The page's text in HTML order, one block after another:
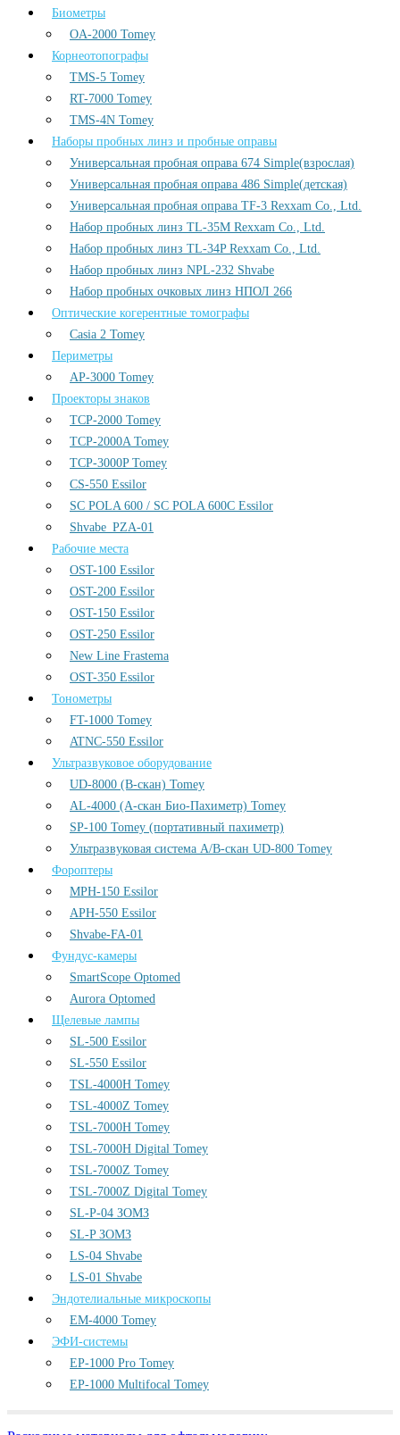
Биометры
OA-2000 Tomey
Корнеотопографы
TMS-5 Tomey
RT-7000 Tomey
TMS-4N Tomey
Наборы пробных линз и пробные оправы
Универсальная пробная оправа 674 Simple(взрослая)
Универсальная пробная оправа 486 Simple(детская)
Универсальная пробная оправа TF-3 Rexxam Co., Ltd.
Набор пробных линз TL-35M Rexxam Co., Ltd.
Набор пробных линз TL-34P Rexxam Co., Ltd.
Набор пробных линз NPL-232 Shvabe
Набор пробных очковых линз НПОЛ 266
Оптические когерентные томографы
Casia 2 Tomey
Периметры
AP-3000 Tomey
Проекторы знаков
TCP-2000 Tomey
TCP-2000A Tomey
TCP-3000P Tomey
CS-550 Essilor
SC POLA 600 / SC POLA 600С Essilor
Shvabe_PZA-01
Рабочие места
OST-100 Essilor
OST-200 Essilor
OST-150 Essilor
OST-250 Essilor
New Line Frastema
OST-350 Essilor
Тонометры
FT-1000 Tomey
ATNC-550 Essilor
Ультразвуковое оборудование
UD-8000 (В-скан) Tomey
AL-4000 (А-скан Био-Пахиметр) Tomey
SP-100 Tomey (портативный пахиметр)
Ультразвуковая система А/В-скан UD-800 Tomey
Фороптеры
MPH-150 Essilor
APH-550 Essilor
Shvabe-FA-01
Фундус-камеры
SmartScope Optomed
Aurora Optomed
Щелевые лампы
SL-500 Essilor
SL-550 Essilor
TSL-4000H Tomey
TSL-4000Z Tomey
TSL-7000H Tomey
TSL-7000H Digital Tomey
TSL-7000Z Tomey
TSL-7000Z Digital Tomey
SL-P-04 ЗОМЗ
SL-P ЗОМЗ
LS-04 Shvabe
LS-01 Shvabe
Эндотелиальные микроскопы
EM-4000 Tomey
ЭФИ-системы
EP-1000 Pro Tomey
EP-1000 Multifocal Tomey